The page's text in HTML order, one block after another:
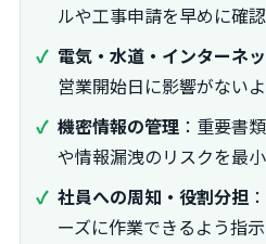
ルや工事申請を早めに確認
電気・水道・インターネ
営業開始日に影響がない
機密情報の管理 ：重要書
や情報漏洩のリスクを最小
社員への周知・役割分担
ーズに作業できるよう指示